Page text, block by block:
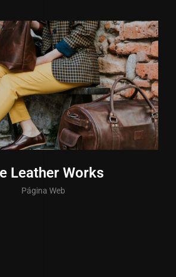
Leather Works
Página Web